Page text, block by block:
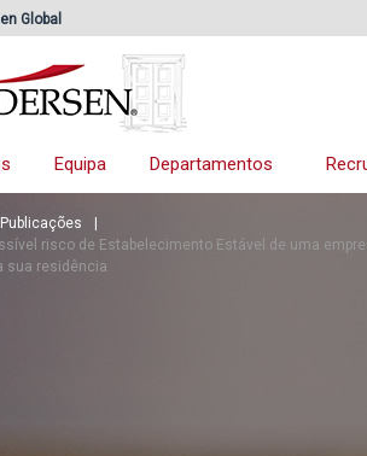
Global
Equipa Departamentos
Publicações
risco de Estabelecimento Estável de uma
sua residência